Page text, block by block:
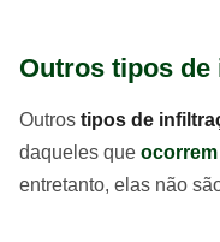
Outros tipos
Outros tipos de
daqueles que
entretanto, elas não